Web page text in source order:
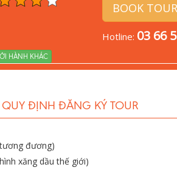
vườn”.
BOOK TOUR
Hotline: 03 66
HÀNH KHÁC
QUY ĐỊNH ĐĂNG KÝ TOUR
đương)
xăng dầu thế giới)